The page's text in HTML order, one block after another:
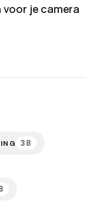
je camera
38